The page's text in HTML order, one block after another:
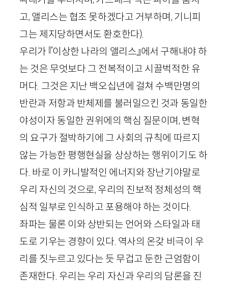
고, 앨리스는 협조 못하겠다고 거부하며, 기니피
그는 제지당하면서도 환호한다).
우리가 『이상한 나라의 앨리스』에서 구해내야 하
는 것은 무엇보다 그 전복적이고 시끌벅적한 유
머다. 그것은 지난 백오십년에 걸쳐 수백만명의
반란과 저항과 반체제를 불러일으킨 것과 동일한
야성이자 동일한 권위에의 핵심 질문이며, 변혁
의 요구가 절박하기에 그 사회의 규칙에 따르지
않는 가능한 평행현실을 상상하는 행위이기도 하
다. 바로 이 카니발적인 에너지와 장난기야말로
우리 자신의 것으로, 우리의 진보적 정체성의 핵
심적 일부로 인식하고 포용해야 하는 것이다.
좌파는 물론 이와 상반되는 언어와 스타일과 태
도로 기우는 경향이 있다. 역사의 온갖 비극이 우
리를 짓누르고 있다는 듯 무겁고 둔한 근엄함이
존재한다. 우리는 우리 자신과 우리의 담론을 진